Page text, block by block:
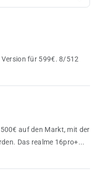
für 599€. 8/512
auf den Markt, mit der
Das realme 16pro+...